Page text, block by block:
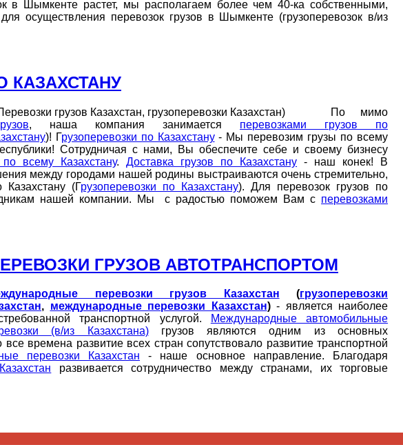
в Шымкенте растет, мы располагаем более чем 40-ка собственными,
осуществления перевозок грузов в Шымкенте (грузоперевозок в/из
КАЗАХСТАНУ
По мимо
, наша компания занимается перевозками грузов по
)! Грузоперевозки по Казахстану- Мы перевозим грузы по всему
Сотрудничая с нами, Вы обеспечите себе и своему бизнесу
по всему Казахстану.Доставка грузов по Казахстану - наш конек! В
между городами нашей родины выстраиваются очень стремительно,
Казахстану (Грузоперевозки по Казахстану). Для перевозок грузов по
нашей компании. Мы с радостью поможем Вам с перевозками
ГРУЗОВ АВТОТРАНСПОРТОМ
перевозки грузов Казахстан (грузоперевозки
, международные перевозки Казахстан)- является наиболее
транспортной услугой.
Международные автомобильные
(в/из Казахстана)грузов являются одним из основных
времена развитие всех стран сопутствовало развитие транспортной
перевозки Казахстан - наше основное направление. Благодаря
развивается сотрудничество между странами, их торговые